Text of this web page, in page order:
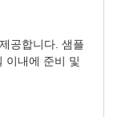
공합니다. 샘플
이내에 준비 및